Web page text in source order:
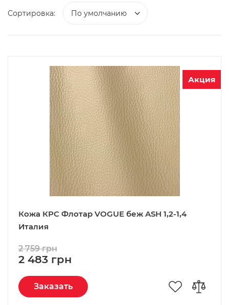
Сортировка: По умолчанию
Акция
Кожа КРС Флотар VOGUE беж ASH 1,2-1,4
Италия
2 483 грн
2 759 грн
Заказать